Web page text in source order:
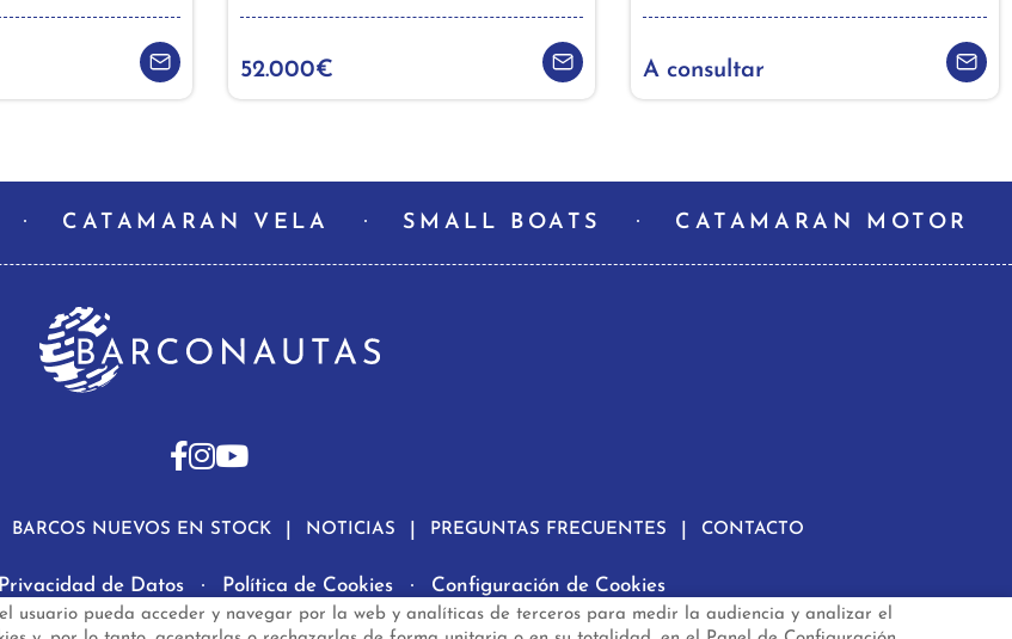
52.000€ A consultar
usuario pueda acceder y navegar por la web y analíticas de terceros para medir la audiencia y analizar el
CATAMARAN VELA SMALL BOATS CATAMARAN MOTOR
BARCOS NUEVOS EN STOCK NOTICIAS PREGUNTAS FRECUENTES CONTACTO
de Datos Política de Cookies
Configuración de Cookies
© 2024 - Diseño y programación porEdina.es